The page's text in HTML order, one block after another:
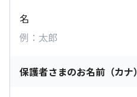
名
保護者さまのお名前（カナ）